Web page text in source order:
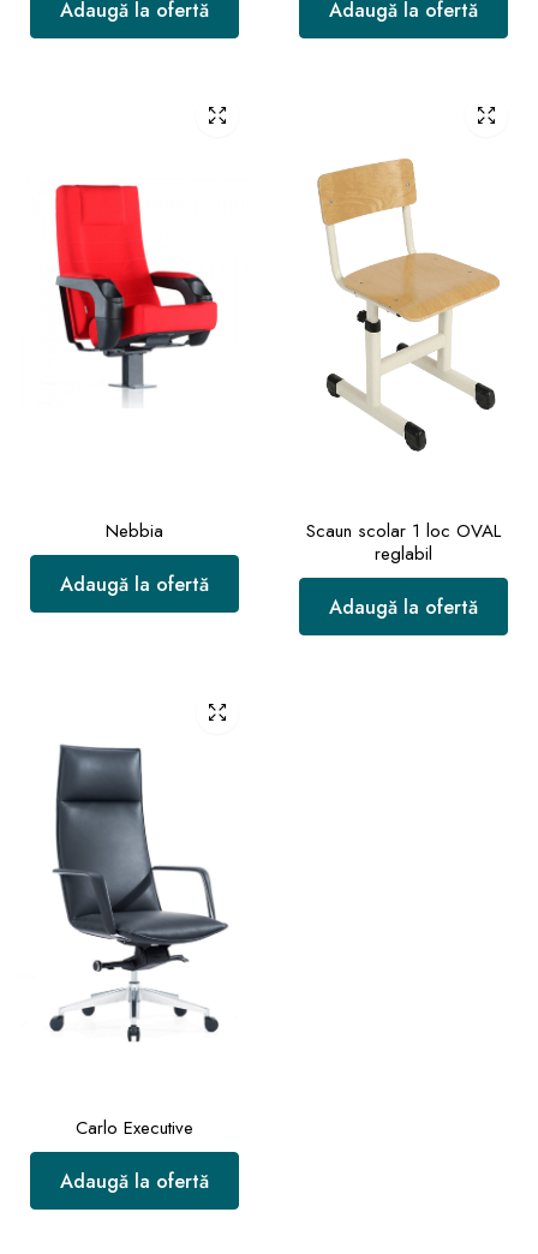
Adaugă la ofertă Adaugă la ofertă
Nebbia
Adaugă la ofertă
Scaun scolar 1 loc OVAL
reglabil
Adaugă la ofertă
Carlo Executive
Adaugă la ofertă